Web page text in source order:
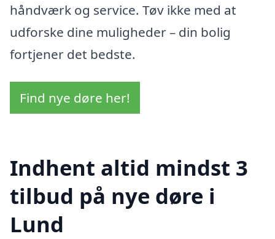
håndværk og service. Tøv ikke med at
udforske dine muligheder – din bolig
fortjener det bedste.
Find nye døre her!
Indhent altid mindst 3
tilbud på nye døre i
Lund